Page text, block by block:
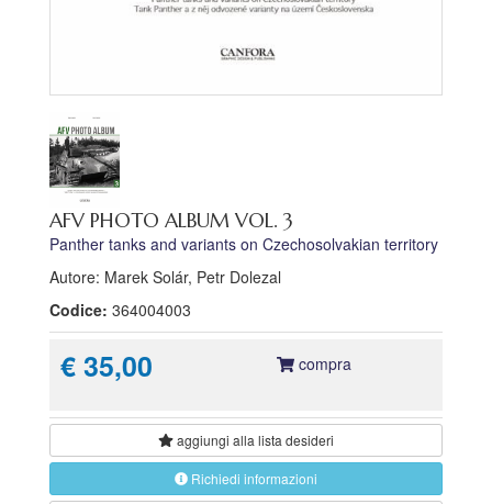
AFV PHOTO ALBUM VOL. 3
Panther tanks and variants on Czechosolvakian territory
Autore: Marek Solár, Petr Dolezal
Codice: 364004003
€ 35,00 compra
aggiungi alla lista desideri
Richiedi informazioni